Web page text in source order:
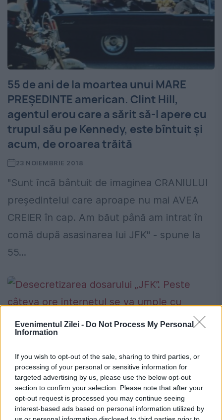
Evenimentul Zilei - Do Not Process My Personal
Information
If you wish to opt-out of the sale, sharing to third parties, or
processing of your personal or sensitive information for
targeted advertising by us, please use the below opt-out
section to confirm your selection. Please note that after your
opt-out request is processed you may continue seeing
interest-based ads based on personal information utilized by
55 de ani de la moartea unui MARE
PREȘEDINTE american. Clint Hill,
agentul erou care a sărit să-l apere cu
trupul său pe Kennedy, este bîntuit și
acum, de oroarea trăită
23 NOIEMBRIE 2018
"Sunt încă bântuit de imaginea CRANIULUI
președintelui care aproape nu mai AVEA
CREIER în cap. Am băut până am intrat în
comă după asasinarea lui JFK" - spune la
55...
câteva ore internetul se va umple cu
documente CIA
25 OCTOMBRIE 2017
Mii de acte legate de asasinarea lui John